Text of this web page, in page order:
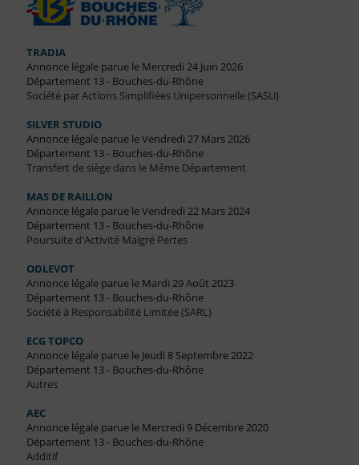
TRADIA
Annonce légale parue le Mercredi 24 Juin 2026
Département 13 - Bouches-du-Rhône
Société par Actions Simplifiées Unipersonnelle (SASU)
SILVER STUDIO
Annonce légale parue le Vendredi 27 Mars 2026
Département 13 - Bouches-du-Rhône
Transfert de siège dans le Même Département
MAS DE RAILLON
Annonce légale parue le Vendredi 22 Mars 2024
Département 13 - Bouches-du-Rhône
Poursuite d'Activité Malgré Pertes
ODLEVOT
Annonce légale parue le Mardi 29 Août 2023
Département 13 - Bouches-du-Rhône
Société à Responsabilité Limitée (SARL)
ECG TOPCO
Annonce légale parue le Jeudi 8 Septembre 2022
Département 13 - Bouches-du-Rhône
Autres
AEC
Annonce légale parue le Mercredi 9 Décembre 2020
Département 13 - Bouches-du-Rhône
Additif